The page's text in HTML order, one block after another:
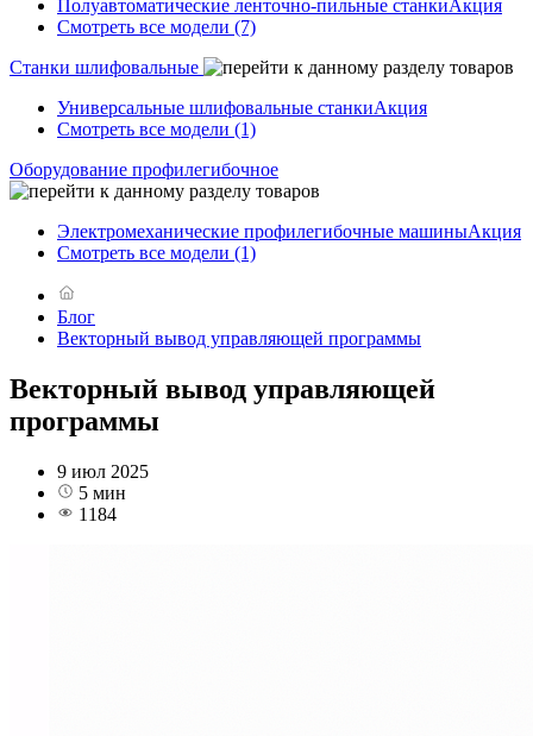
Полуавтоматические ленточно-пильные станкиАкция
Смотреть все модели (7)
Станки шлифовальные
Универсальные шлифовальные станкиАкция
Смотреть все модели (1)
Оборудование профилегибочное
Электромеханические профилегибочные машиныАкция
Смотреть все модели (1)
Блог
Векторный вывод управляющей программы
Векторный вывод управляющей
программы
9 июл 2025
5 мин
1184